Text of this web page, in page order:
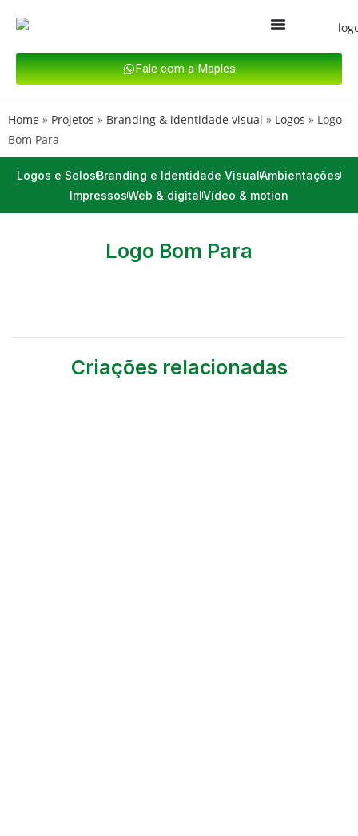
Fale com a Maples
Home » Projetos » Branding & identidade visual » Logos » Logo
Bom Para
Logos e SelosBranding e Identidade VisualAmbientações
ImpressosWeb & digitalVídeo & motion
Logo Bom Para
Criações relacionadas